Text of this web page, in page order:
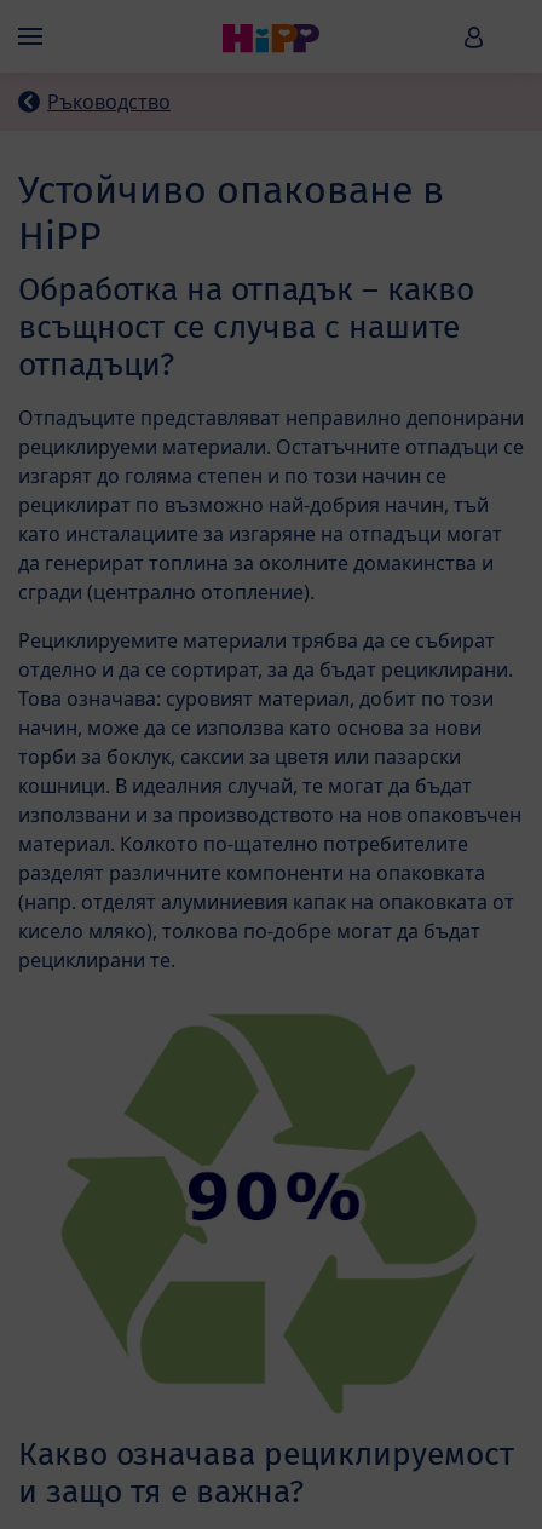
Menü HiPP
Ръководство
Устойчиво опаковане в
HiPP
Обработка на отпадък – какво
всъщност се случва с нашите
отпадъци?
Отпадъците представляват неправилно депонирани
рециклируеми материали. Остатъчните отпадъци се
изгарят до голяма степен и по този начин се
рециклират по възможно най-добрия начин, тъй
като инсталациите за изгаряне на отпадъци могат
да генерират топлина за околните домакинства и
сгради (централно отопление).
Рециклируемите материали трябва да се събират
отделно и да се сортират, за да бъдат рециклирани.
Това означава: суровият материал, добит по този
начин, може да се използва като основа за нови
торби за боклук, саксии за цветя или пазарски
кошници. В идеалния случай, те могат да бъдат
използвани и за производството на нов опаковъчен
материал. Колкото по-щателно потребителите
разделят различните компоненти на опаковката
(напр. отделят алуминиевия капак на опаковката от
кисело мляко), толкова по-добре могат да бъдат
рециклирани те.
Какво означава рециклируемост
и защо тя е важна?